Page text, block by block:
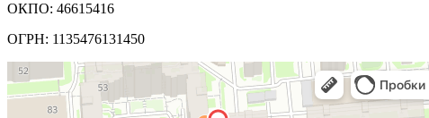
ОКПО: 46615416
ОГРН: 1135476131450